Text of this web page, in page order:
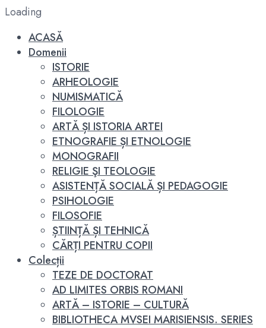
Loading
ACASĂ
Domenii
ISTORIE
ARHEOLOGIE
NUMISMATICĂ
FILOLOGIE
ARTĂ ȘI ISTORIA ARTEI
ETNOGRAFIE ȘI ETNOLOGIE
MONOGRAFII
RELIGIE ŞI TEOLOGIE
ASISTENȚĂ SOCIALĂ ȘI PEDAGOGIE
PSIHOLOGIE
FILOSOFIE
ȘTIINȚĂ ȘI TEHNICĂ
CĂRȚI PENTRU COPII
Colecții
TEZE DE DOCTORAT
AD LIMITES ORBIS ROMANI
ARTĂ – ISTORIE – CULTURĂ
BIBLIOTHECA MVSEI MARISIENSIS. SERIES